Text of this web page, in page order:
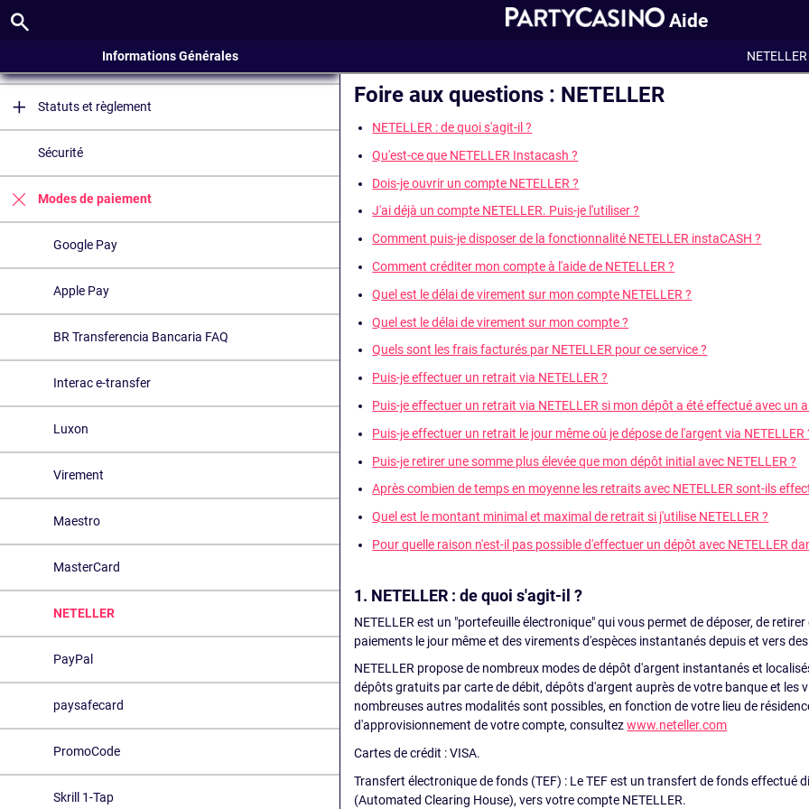
Aide
NETELLER
Informations Générales
Bonus et promotions
Statuts et règlement
Sécurité
Modes de paiement
Google Pay
Apple Pay
BR Transferencia Bancaria FAQ
Interac e-transfer
Luxon
Virement
Maestro
MasterCard
NETELLER
PayPal
paysafecard
PromoCode
Skrill 1-Tap
Foire aux questions : NETELLER
NETELLER : de quoi s'agit-il ?
Qu'est-ce que NETELLER Instacash ?
Dois-je ouvrir un compte NETELLER ?
J'ai déjà un compte NETELLER. Puis-je l'utiliser ?
Comment puis-je disposer de la fonctionnalité NETELLER instaCASH ?
Comment créditer mon compte à l'aide de NETELLER ?
Quel est le délai de virement sur mon compte NETELLER ?
Quel est le délai de virement sur mon compte ?
Quels sont les frais facturés par NETELLER pour ce service ?
Puis-je effectuer un retrait via NETELLER ?
Puis-je effectuer un retrait via NETELLER si mon dépôt a été effectué avec un
Puis-je effectuer un retrait le jour même où je dépose de l'argent via NETELLER
Puis-je retirer une somme plus élevée que mon dépôt initial avec NETELLER ?
Après combien de temps en moyenne les retraits avec NETELLER sont-ils
Quel est le montant minimal et maximal de retrait si j'utilise NETELLER ?
Pour quelle raison n'est-il pas possible d'effectuer un dépôt avec NETELLER
1. NETELLER : de quoi s'agit-il ?
NETELLER est un "portefeuille électronique" qui vous permet de déposer, de
paiements le jour même et des virements d'espèces instantanés depuis et vers
NETELLER propose de nombreux modes de dépôt d'argent instantanés et
dépôts gratuits par carte de débit, dépôts d'argent auprès de votre banque et
nombreuses autres modalités sont possibles, en fonction de votre lieu de
d'approvisionnement de votre compte, consultezwww.neteller.com
Cartes de crédit : VISA.
Transfert électronique de fonds (TEF) : Le TEF est un transfert de fonds
(Automated Clearing House), vers votre compte NETELLER.